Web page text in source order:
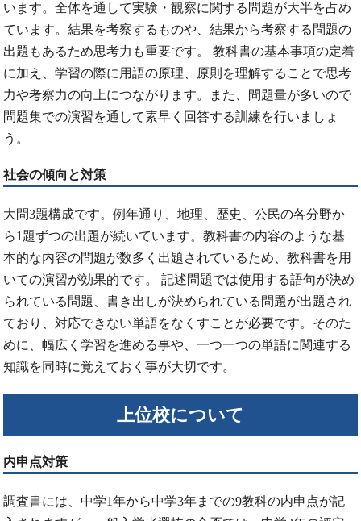
います。全体を通して実験・観察に関する問題が大半を占め
ています。結果を考察するものや、結果から考察する問題の
出題もあるため思考力も重要です。 教科書の基本事項の定着
に加え、学習の際に用語の原理、原則を理解することで思考
力や考察力の向上につながります。また、問題量が多いので
問題集での演習を通して素早く回答する訓練を行いましょ
う。
社会の傾向と対策
大問3題構成です。例年通り、地理、歴史、公民の各分野か
ら1題ずつの出題が続いています。教科書の内容のような基
本的な内容の問題が数多く出題されているため、教科書を用
いての演習が効果的です。 記述問題では使用する語句が決め
られている問題、書き出しが決められている問題が出題され
ており、対応できない単語をなくすことが必要です。そのた
めに、幅広く学習を進める事や、一つ一つの単語に関連する
知識を同時に覚えておく事が大切です。
上位校について
内申点対策
調査書には、中学1年から中学3年までの9教科の内申点が記